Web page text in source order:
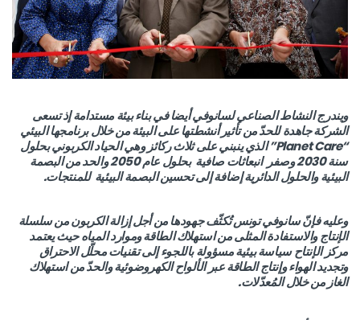
ويندرج النشاط الصناعي لسانوفي أيضا في بناء بيئة مستدامة إذ تسعى
الشركة جاهدة للحدّ من تأثير أنشطتها على البيئة من خلال برنامجها البيئي
“Planet Care” الذي ينبني على ثلاث ركائز وهي الحياد الكربوني بحلول
سنة 2030 وصفر انبعاثات صافية بحلول عام 2050 والحد من البصمة
البيئية والحلول الدائرية إضافة إلى تحسين البصمة البيئية للمنتجات.
وعليه فإنّ سانوفي تونس تُكثّف جهودها من أجل إزالة الكربون من سلسلة
الإنتاج والاستفادة المثلى من استهلاك الطاقة وموارد المياه حيث يعتمد
مركز الإنتاح سياسة بيئية مسؤولة باللجوء إلى تقنيات محلّل الاحتراق
وتجديد الهواء وإنتاج الطاقة عبر الألواح الكهروضوئية والحدّ من استهلاك
الغاز من خلال المُعدّلات.